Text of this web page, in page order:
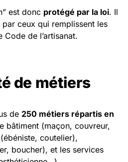
est donc protégé par la loi. Il
ceux qui remplissent les
de l’artisanat.
de métiers
de 250 métiers répartis en
bâtiment (maçon, couvreur,
coutelier),
boucher), et les services